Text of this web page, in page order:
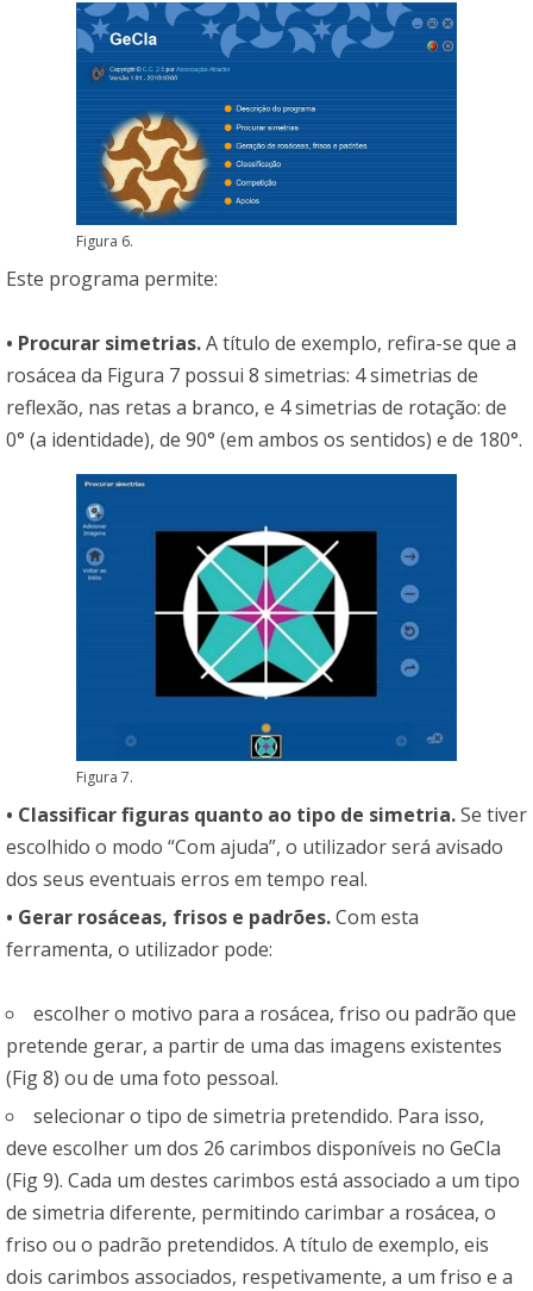
Figura 6.
Este programa permite:
• Procurar simetrias.A título de exemplo, refira-se que a
rosácea da Figura 7 possui 8 simetrias: 4 simetrias de
reflexão, nas retas a branco, e 4 simetrias de rotação: de
0° (a identidade), de 90° (em ambos os sentidos) e de 180°.
Figura 7.
• Classificar figuras quanto ao tipo de simetria.Se tiver
escolhido o modo “Com ajuda”, o utilizador será avisado
dos seus eventuais erros em tempo real.
• Gerar rosáceas, frisos e padrões.Com esta
ferramenta, o utilizador pode:
escolher o motivo para a rosácea, friso ou padrão que
pretende gerar, a partir de uma das imagens existentes
(Fig 8) ou de uma foto pessoal.
selecionar o tipo de simetria pretendido. Para isso,
deve escolher um dos 26 carimbos disponíveis no GeCla
(Fig 9). Cada um destes carimbos está associado a um tipo
de simetria diferente, permitindo carimbar a rosácea, o
friso ou o padrão pretendidos. A título de exemplo, eis
dois carimbos associados, respetivamente, a um friso e a